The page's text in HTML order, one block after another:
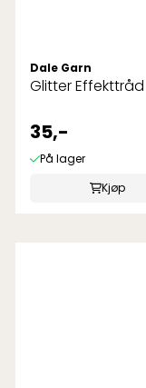
Dale Garn
Glitter Effekttråd
35,-
På lager
Kjøp